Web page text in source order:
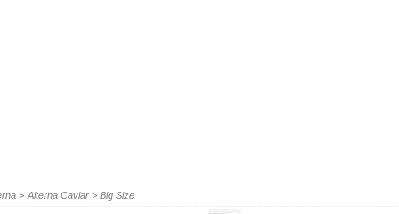
> Alterna Caviar > Big Size